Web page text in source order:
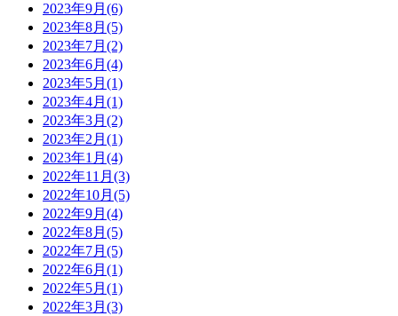
2023年9月(6)
2023年8月(5)
2023年7月(2)
2023年6月(4)
2023年5月(1)
2023年4月(1)
2023年3月(2)
2023年2月(1)
2023年1月(4)
2022年11月(3)
2022年10月(5)
2022年9月(4)
2022年8月(5)
2022年7月(5)
2022年6月(1)
2022年5月(1)
2022年3月(3)